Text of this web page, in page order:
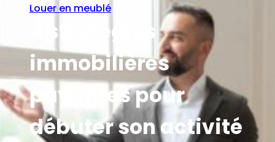
Louer en meublé
4 stratégies
immobilières
payantes pour
débuter son activité